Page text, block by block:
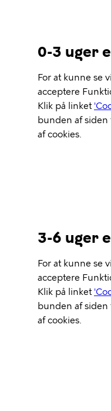
0-3 uger
Video
Url
For at kunne se
acceptere
Klik på linket
bunden af
af cookies.
3-6 uger
Video
Url
For at kunne se
acceptere
Klik på linket
bunden af
af cookies.